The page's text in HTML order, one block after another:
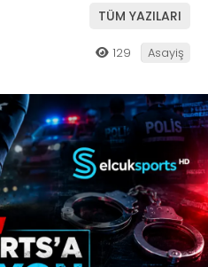
TÜM YAZILARI
129 Asayiş